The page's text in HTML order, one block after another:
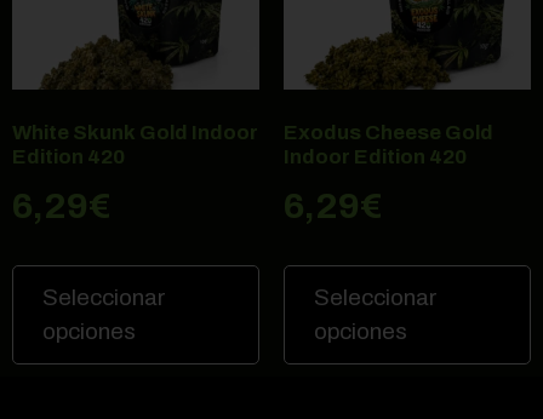
White Skunk Gold Indoor
Edition 420
6,29€
Seleccionar
opciones
Exodus Cheese Gold
Indoor Edition 420
6,29€
Seleccionar
opciones